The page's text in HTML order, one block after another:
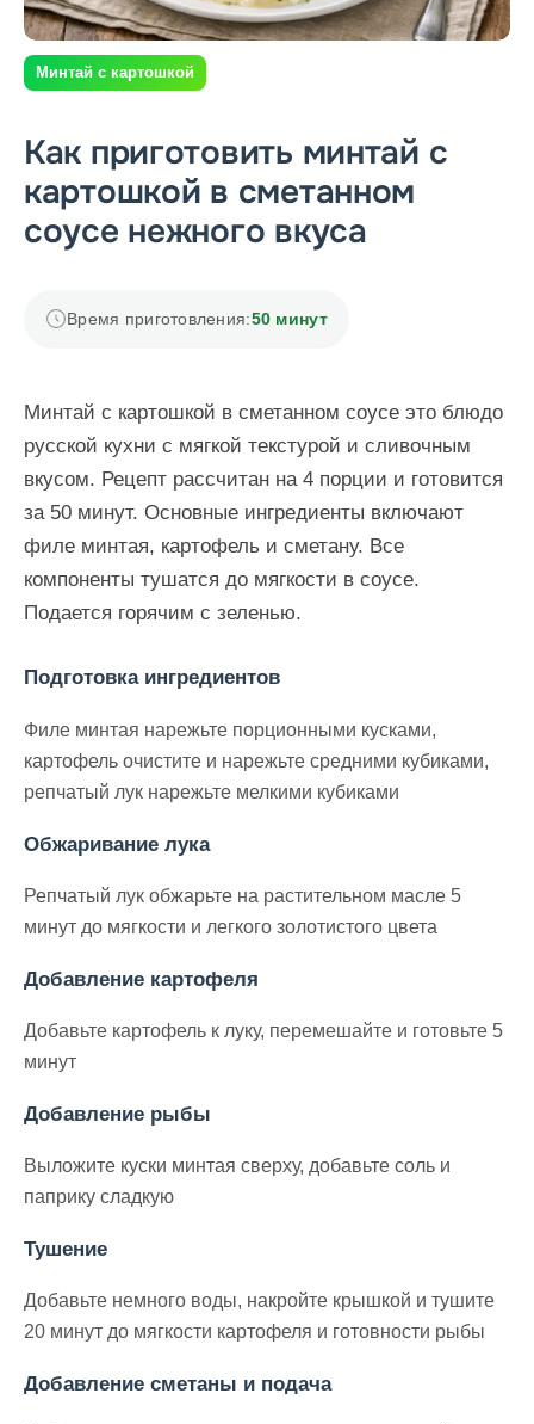
Минтай с картошкой
Как приготовить минтай с
картошкой в сметанном
соусе нежного вкуса
Время приготовления:50 минут
Минтай с картошкой в сметанном соусе это блюдо
русской кухни с мягкой текстурой и сливочным
вкусом. Рецепт рассчитан на 4 порции и готовится
за 50 минут. Основные ингредиенты включают
филе минтая, картофель и сметану. Все
компоненты тушатся до мягкости в соусе.
Подается горячим с зеленью.
Подготовка ингредиентов
Филе минтая нарежьте порционными кусками,
картофель очистите и нарежьте средними кубиками,
репчатый лук нарежьте мелкими кубиками
Обжаривание лука
Репчатый лук обжарьте на растительном масле 5
минут до мягкости и легкого золотистого цвета
Добавление картофеля
Добавьте картофель к луку, перемешайте и готовьте 5
минут
Добавление рыбы
Выложите куски минтая сверху, добавьте соль и
паприку сладкую
Тушение
Добавьте немного воды, накройте крышкой и тушите
20 минут до мягкости картофеля и готовности рыбы
Добавление сметаны и подача